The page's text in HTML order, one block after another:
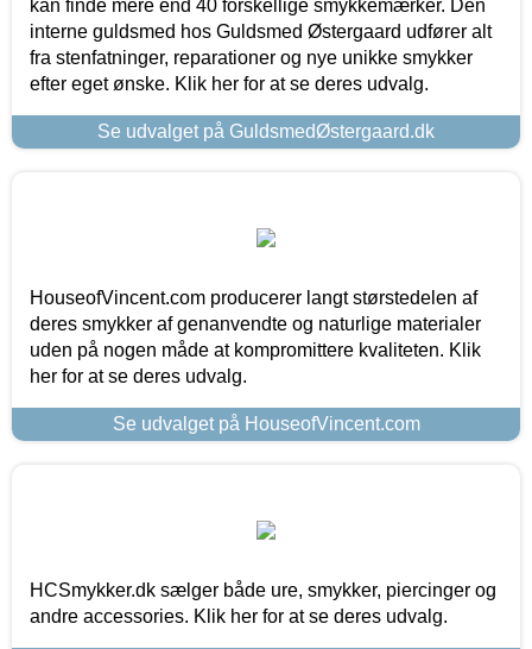
kan finde mere end 40 forskellige smykkemærker. Den
interne guldsmed hos Guldsmed Østergaard udfører alt
fra stenfatninger, reparationer og nye unikke smykker
efter eget ønske. Klik her for at se deres udvalg.
Se udvalget på GuldsmedØstergaard.dk
HouseofVincent.com producerer langt størstedelen af
deres smykker af genanvendte og naturlige materialer
uden på nogen måde at kompromittere kvaliteten. Klik
her for at se deres udvalg.
Se udvalget på HouseofVincent.com
HCSmykker.dk sælger både ure, smykker, piercinger og
andre accessories. Klik her for at se deres udvalg.